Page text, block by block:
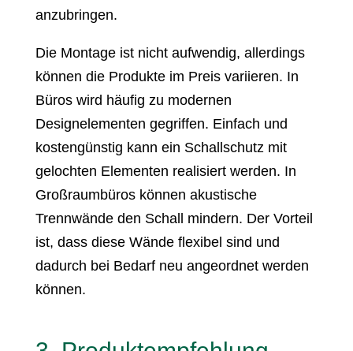
anzubringen.
Die Montage ist nicht aufwendig, allerdings
können die Produkte im Preis variieren. In
Büros wird häufig zu modernen
Designelementen gegriffen. Einfach und
kostengünstig kann ein Schallschutz mit
gelochten Elementen realisiert werden. In
Großraumbüros können akustische
Trennwände den Schall mindern. Der Vorteil
ist, dass diese Wände flexibel sind und
dadurch bei Bedarf neu angeordnet werden
können.